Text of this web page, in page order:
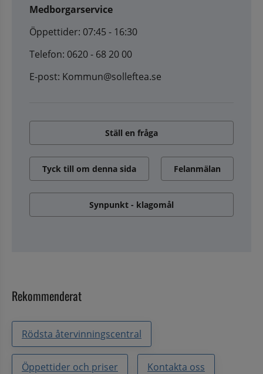
Medborgarservice
Öppettider: 07:45 - 16:30
Telefon: 0620 - 68 20 00
E-post: Kommun@solleftea.se
Ställ en fråga
Tyck till om denna sida Felanmälan
Synpunkt - klagomål
Rekommenderat
Rödsta återvinningscentral
Öppettider och priser Kontakta oss